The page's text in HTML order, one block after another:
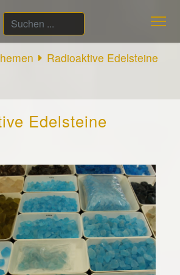
Suchen
...
Radioaktive Edelsteine
Edelsteine